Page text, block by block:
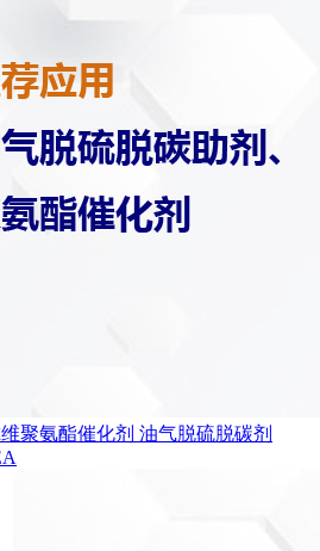
聚氨酯催化剂 油气脱硫脱碳剂